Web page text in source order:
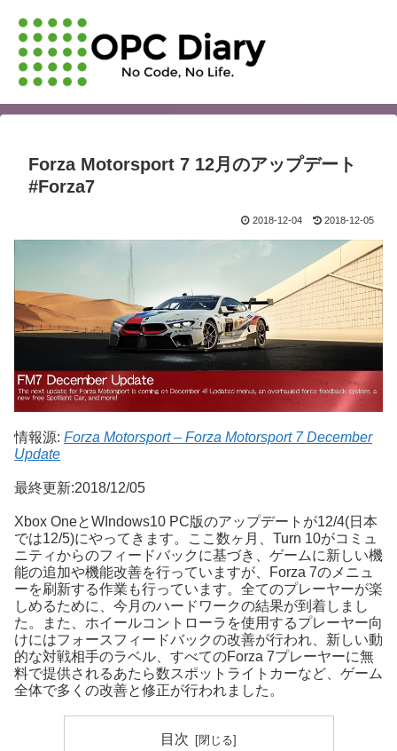
Forza Motorsport 7 12月のアップデート
#Forza7
2018-12-04 2018-12-05
情報源: Forza Motorsport – Forza Motorsport 7 December
Update
最終更新:2018/12/05
Xbox OneとWIndows10 PC版のアップデートが12/4(日本
では12/5)にやってきます。ここ数ヶ月、Turn 10がコミュ
ニティからのフィードバックに基づき、ゲームに新しい機
能の追加や機能改善を行っていますが、Forza 7のメニュ
ーを刷新する作業も行っています。全てのプレーヤーが楽
しめるために、今月のハードワークの結果が到着しまし
た。また、ホイールコントローラを使用するプレーヤー向
けにはフォースフィードバックの改善が行われ、新しい動
的な対戦相手のラベル、すべてのForza 7プレーヤーに無
料で提供されるあたら数スポットライトカーなど、ゲーム
全体で多くの改善と修正が行われました。
目次